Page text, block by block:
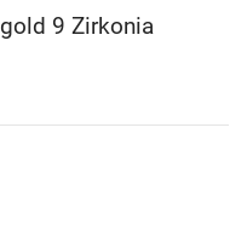
9 Zirkonia